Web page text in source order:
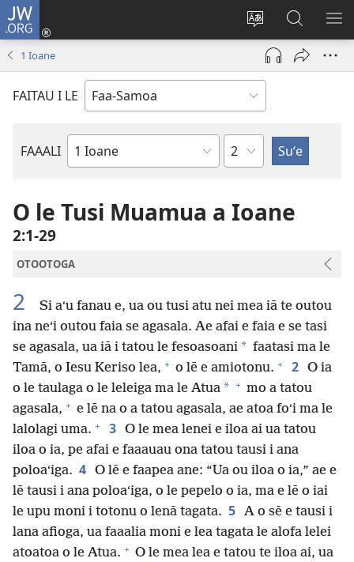
JW.ORG
Sui
gagana
o
le
tafaʻilagi
Log
(tatala
isi
Suʻe
le
1 Ioane
FAITAU I LE
FAAALI
Tusi
le
Tusi
Mataupu
O le Tusi Muamua a Ioane
2:1-29
OTOOTOGA
2
Si aʻu fanau e, ua ou tusi atu nei mea iā te outou
ina neʻi outou faia se agasala. Ae afai e faia e se tasi
se agasala, ua iā i tatou le fesoasoani * faatasi ma le
Tamā, o Iesu Keriso lea, + o lē e amiotonu. + 2 O ia
o le taulaga o le leleiga ma le Atua * + mo a tatou
agasala, + e lē na o a tatou agasala, ae atoa foʻi ma le
lalolagi uma. + 3 O le mea lenei e iloa ai ua tatou
iloa o ia, pe afai e faaauau ona tatou tausi i ana
poloaʻiga. 4 O lē e faapea ane: “Ua ou iloa o ia,” ae e
lē tausi i ana poloaʻiga, o le pepelo o ia, ma e lē o iai
le upu moni i totonu o lenā tagata. 5 A o sē e tausi i
lana afioga, ua faaalia moni e lea tagata le alofa lelei
atoatoa o le Atua. + O le mea lea e tatou te iloa ai, ua